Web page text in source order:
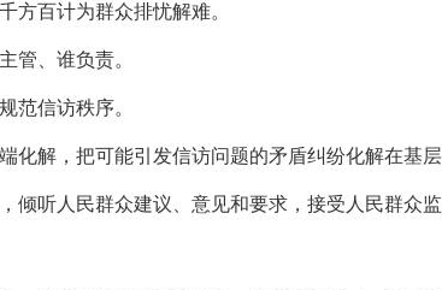
方百计为群众排忧解难。
管、谁负责。
范信访秩序。
解，把可能引发信访问题的矛盾纠纷化解在基层
听人民群众建议、意见和要求，接受人民群众监